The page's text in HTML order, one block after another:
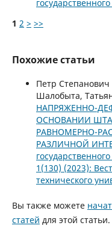
1 2 > >>
Похожие статьи
Петр
Шалобыта,
НАПРЯЖЕННО-
ОСНОВАНИИ
РАВНОМЕРНО-
РАЗЛИЧНОЙ
1(130) (2023):
технического
Вы также можете
статей для этой статьи.